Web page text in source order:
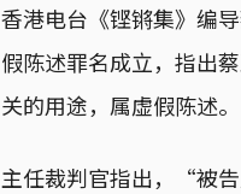
香港电台《铿锵集》编
假陈述罪名成立，指出
关的用途，属虚假陈述。
主任裁判官指出，“被